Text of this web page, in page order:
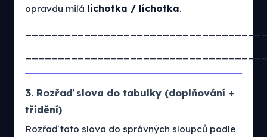
opravdu milá lichotka / líchotka.
3. Rozřaď slova do tabulky (doplňování +
třídění)
Rozřaď tato slova do správných sloupců podle